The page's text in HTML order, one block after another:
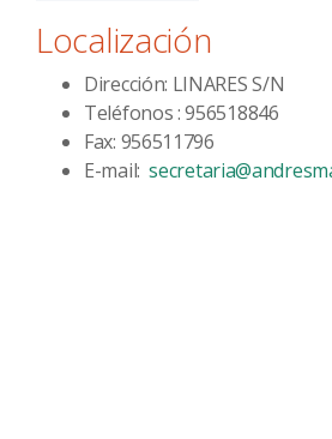
Localización
Dirección: LINARES S/N
Teléfonos : 956518846
Fax: 956511796
E-mail: